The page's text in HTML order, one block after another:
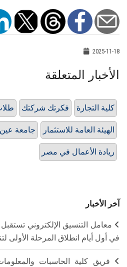
2025-11-18
الأخبار المتعلقة
فكرتك شركتك كلية التجارة
جامعة الهيئة العامة للاستثمار
ريادة الأعمال في مصر
آخر الأخبار
في أول أيام انطلاق المرحلة الأولى
فريق كلية الحاسبات